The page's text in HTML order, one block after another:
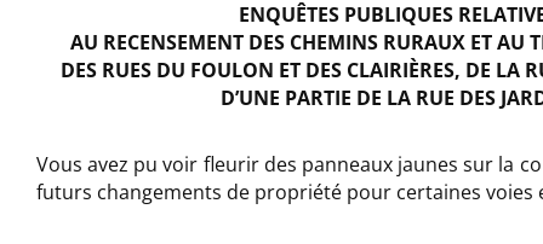
ENQUÊTES PUBLIQUES
AU RECENSEMENT DES CHEMINS RURAUX ETAU
DES RUES DU FOULON ET DES CLAIRIÈRES, DE LA
D’UNE PARTIE DE LA RUE DES
Vous avez pu voir fleurir des panneaux jaunes sur la
futurs changements de propriété pour certaines voies